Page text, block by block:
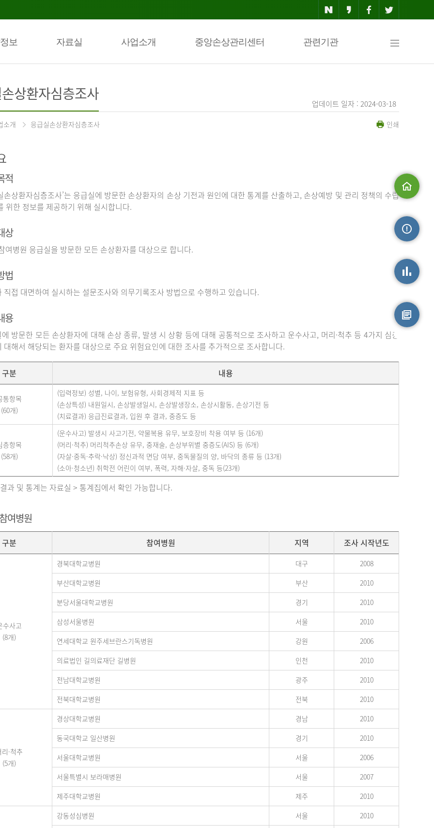
보 자료실 사업소개 중앙손상관리센터 관련기관
맵
업데이트 일자 : 2024-03-18
상환자심층조사
소개 응급실손상환자심층조사 인쇄
적
손상환자심층조사’는 응급실에 방문한 손상환자의 손상 기전과 원인에 대한 통계를 산출하고, 손상예방 및 관리 정책의 수립
위한 정보를 제공하기 위해 실시합니다.
상
여병원 응급실을 방문한 모든 손상환자를 대상으로 합니다.
법
직접 대면하여 실시하는 설문조사와 의무기록조사 방법으로 수행하고 있습니다.
용
방문한 모든 손상환자에 대해 손상 종류, 발생 시 상황 등에 대해 공통적으로 조사하고 운수사고, 머리·척추 등 4가지 심층
대해서 해당되는 환자를 대상으로 주요 위험요인에 대한 조사를 추가적으로 조사합니다.
구분 내용
통항목
(60개)
(입력정보) 성별, 나이, 보험유형, 사회경제적 지표 등
(손상특성) 내원일시, 손상발생일시, 손상발생장소, 손상시활동, 손상기전 등
(치료결과) 응급진료결과, 입원 후 결과, 중증도 등
층항목
(58개)
(운수사고) 발생시 사고기전, 약물복용 유무, 보호장비 착용 여부 등 (16개)
(머리·척추) 머리척추손상 유무, 중재술, 손상부위별 중증도(AIS) 등 (6개)
(자살·중독·추락·낙상) 정신과적 면담 여부, 중독물질의 양, 바닥의 종류 등 (13개)
(소아·청소년) 취학전 어린이 여부, 폭력, 자해·자살, 중독 등(23개)
과 및 통계는 자료실 > 통계집에서 확인 가능합니다.
여병원
구분 참여병원 지역 조사 시작년도
수사고
(8개)
경북대학교병원 대구
2008
부산대학교병원
부산
2010
분당서울대학교병원
경기
2010
삼성서울병원
서울
2010
연세대학교 원주세브란스기독병원
강원
2006
의료법인 길의료재단 길병원
인천
2010
전남대학교병원
광주
2010
전북대학교병원
전북 2010
·척추
(5개)
경상대학교병원 경남
2010
동국대학교 일산병원
경기
2010
서울대학교병원
서울
2006
서울특별시 보라매병원
서울
2007
제주대학교병원
제주 2010
강동성심병원 서울
2010